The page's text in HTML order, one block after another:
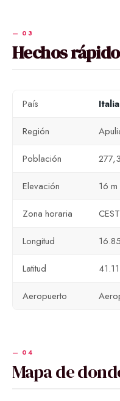
Hechos
País Italia
Región
Población
Elevación 16
Zona horaria CEST
Longitud
Latitud
Aeropuerto
Mapa de